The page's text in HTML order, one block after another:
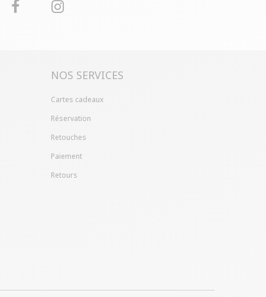
NOS SERVICES
Cartes cadeaux
Réservation
Retouches
Paiement
Retours